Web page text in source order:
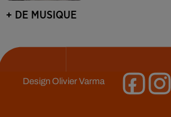
+ DE MUSIQUE
DesignOlivier Varma